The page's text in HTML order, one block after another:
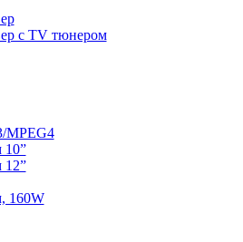
с TV тюнером
MPEG4
10”
12”
160W